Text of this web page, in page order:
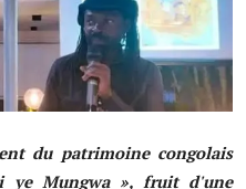
du patrimoine congolais
ye Mungwa », fruit d'une